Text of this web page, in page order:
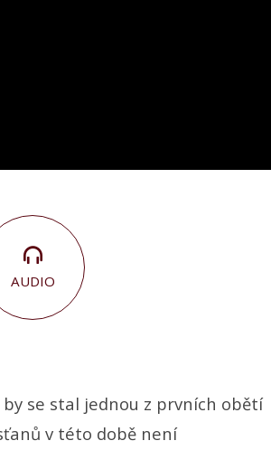
AUDIO
se stal jednou z prvních obětí
v této době není